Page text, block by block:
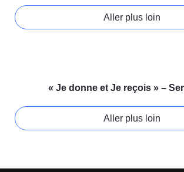
Aller plus loin
« Je donne et Je reçois » –
Aller plus loin